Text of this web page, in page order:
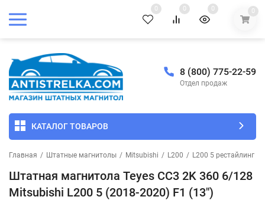
0 0 0 0
8 (800) 775-22-59
Отдел продаж
КАТАЛОГ ТОВАРОВ
Главная / Штатные магнитолы / Mitsubishi / L200 / L200 5 рестайлинг
Штатная магнитола Teyes CC3 2K 360 6/128
Mitsubishi L200 5 (2018-2020) F1 (13")